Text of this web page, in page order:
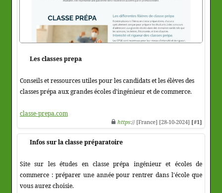
Les classes prepa
Conseils et ressources utiles pour les candidats et les élèves des
classes prépa aux grandes écoles d'ingénieur et de commerce.
classe-prepa.com
https:// [France] [28-10-2024] [#1]
Infos sur la classe préparatoire
Site sur les études en classe prépa ingénieur et écoles de
commerce : préparer une année pour rentrer dans l'école que
vous aurez choisie.